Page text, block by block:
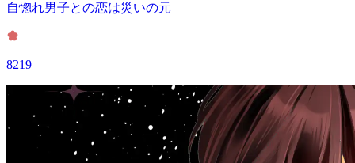
自惚れ男子との恋は災いの元
8219